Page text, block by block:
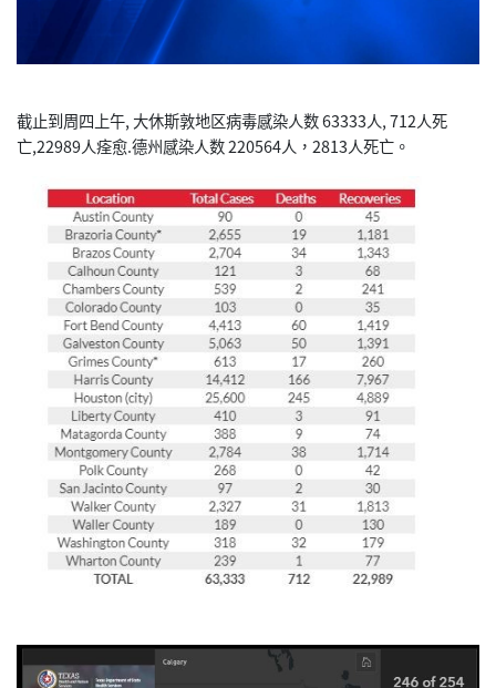
截止到周四上午, 大休斯敦地区病毒感染人数 63333人, 712人死
亡,22989人痊愈.德州感染人数 220564人，2813人死亡。